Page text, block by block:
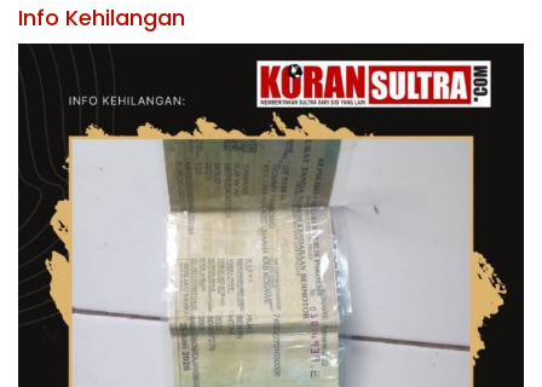
Info Kehilangan